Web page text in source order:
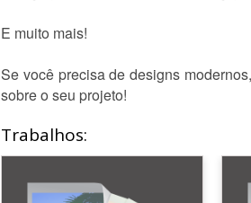
E muito mais!
Se você precisa de designs
sobre o seu projeto!
Trabalhos: